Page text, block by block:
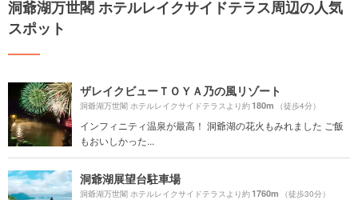
洞爺湖万世閣 ホテルレイクサイドテラス周辺の人気
スポット
ザレイクビューＴＯＹＡ乃の風リゾート
洞爺湖万世閣 ホテルレイクサイドテラスより約180m （徒歩4分）
インフィニティ温泉が最高！ 洞爺湖の花火もみれました ご飯
もおいしかった...
洞爺湖展望台駐車場
洞爺湖万世閣 ホテルレイクサイドテラスより約1760m （徒歩30分）